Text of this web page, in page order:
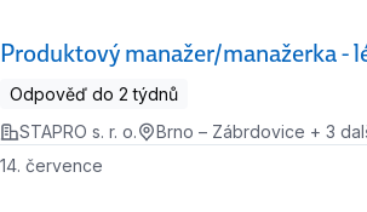
Produktový manažer/manažerka -
Odpověď do 2 týdnů
STAPRO s. r. o.
Brno – Zábrdovice + 3
14. července